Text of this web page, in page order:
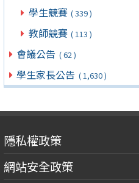
學生競賽 ( 339 )
教師競賽 ( 113 )
會議公告 ( 62 )
學生家長公告 ( 1,630 )
隱私權政策
網站安全政策